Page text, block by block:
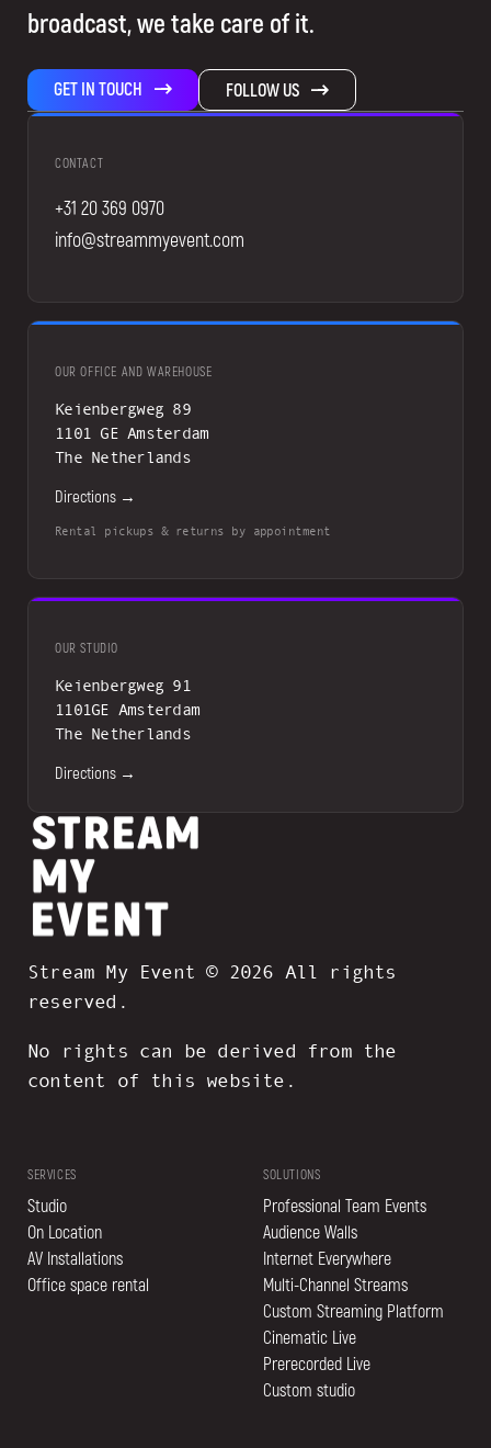
broadcast, we take care of it.
GET IN TOUCH FOLLOW US
CONTACT
+31 20 369 0970
info@streammyevent.com
OUR OFFICE AND WAREHOUSE
Keienbergweg 89
1101 GE Amsterdam
The Netherlands
Directions →
Rental pickups & returns by appointment
OUR STUDIO
Keienbergweg 91
1101GE Amsterdam
The Netherlands
Directions →
Stream My Event © 2026 All rights
reserved.
No rights can be derived from the
content of this website.
SERVICES
Studio
On Location
AV Installations
Office space rental
SOLUTIONS
Professional Team Events
Audience Walls
Internet Everywhere
Multi-Channel Streams
Custom Streaming Platform
Cinematic Live
Prerecorded Live
Custom studio